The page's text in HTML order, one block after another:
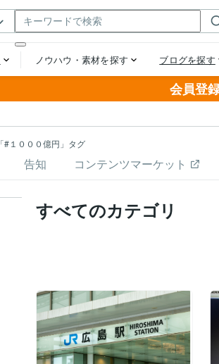
会員登
「#１０００億円」タグ
告知 コンテンツマーケット
すべてのカテゴリ